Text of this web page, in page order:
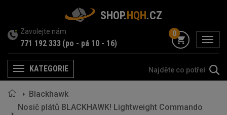
SHOP.HQH.CZ
Zavolejte nám
771 192 333 (po - pá 10 - 16) menu
0
MenuKATEGORIE
Blackhawk
Nosič plátů BLACKHAWK! Lightweight Commando